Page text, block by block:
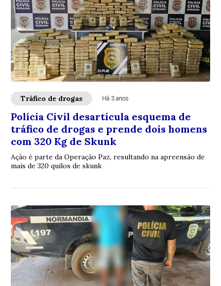
Tráfico de drogas Há 3 anos
Polícia Civil desarticula esquema de
tráfico de drogas e prende dois homens
com 320 Kg de Skunk
Ação é parte da Operação Paz, resultando na apreensão de
mais de 320 quilos de skunk